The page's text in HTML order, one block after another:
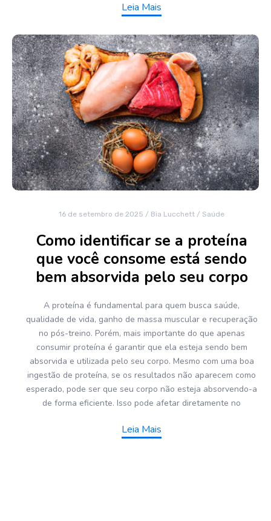
Leia Mais
16 de setembro de 2025 / Bia Lucchett / Saúde
Como identificar se a proteína
que você consome está sendo
bem absorvida pelo seu corpo
A proteína é fundamental para quem busca saúde,
qualidade de vida, ganho de massa muscular e recuperação
no pós-treino. Porém, mais importante do que apenas
consumir proteína é garantir que ela esteja sendo bem
absorvida e utilizada pelo seu corpo. Mesmo com uma boa
ingestão de proteína, se os resultados não aparecem como
esperado, pode ser que seu corpo não esteja absorvendo-a
de forma eficiente. Isso pode afetar diretamente no
Leia Mais